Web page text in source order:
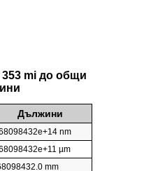
353 mi до общи
Дължини
nm
µm
mm